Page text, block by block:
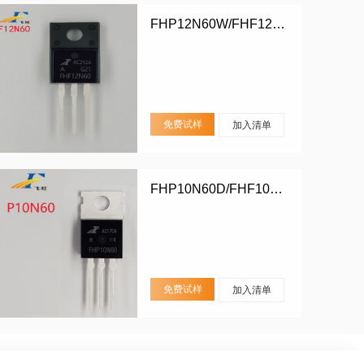
FHP12N60W/FHF12N60W
免费试样 加入清单
FHP10N60D/FHF10N60D
免费试样 加入清单